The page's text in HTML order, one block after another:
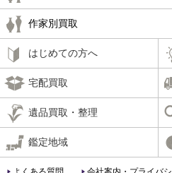
作家別買取
はじめての方へ
宅配買取
遺品買取・整理
鑑定地域